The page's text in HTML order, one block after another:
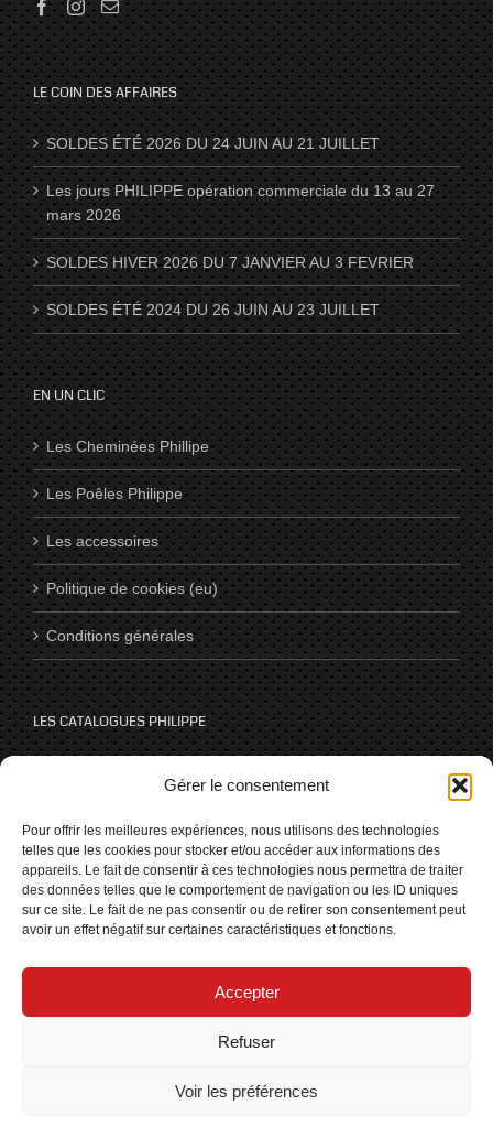
Gérer le consentement
Pour offrir les meilleures expériences, nous utilisons des technologies
telles que les cookies pour stocker et/ou accéder aux informations des
appareils. Le fait de consentir à ces technologies nous permettra de traiter
des données telles que le comportement de navigation ou les ID uniques
sur ce site. Le fait de ne pas consentir ou de retirer son consentement peut
avoir un effet négatif sur certaines caractéristiques et fonctions.
Accepter
Refuser
Voir les préférences
LE COIN DES AFFAIRES
SOLDES ÉTÉ 2026 DU 24 JUIN AU 21 JUILLET
Les jours PHILIPPE opération commerciale du 13 au 27
mars 2026
SOLDES HIVER 2026 DU 7 JANVIER AU 3 FEVRIER
SOLDES ÉTÉ 2024 DU 26 JUIN AU 23 JUILLET
EN UN CLIC
Les Cheminées Phillipe
Les Poêles Philippe
Les accessoires
Politique de cookies (eu)
Conditions générales
LES CATALOGUES PHILIPPE
NOUS SUIVRE SUR LES RÉSEAUX
Copyright 2014 Cheminées Philippe | Powered by